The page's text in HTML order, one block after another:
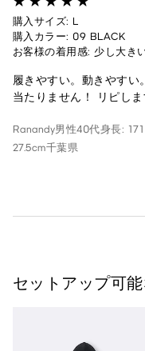
購入サイズ: L
購入カラー: 09 BLACK
お客様の着用感: 少し大き
履きやすい。動きやす
当たりません！ リピしま
Ranandy男性40代身長:
27.5cm千葉県
セットアップ可